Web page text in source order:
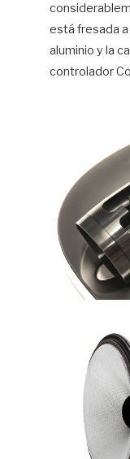
está fresada
aluminio y la
controlador